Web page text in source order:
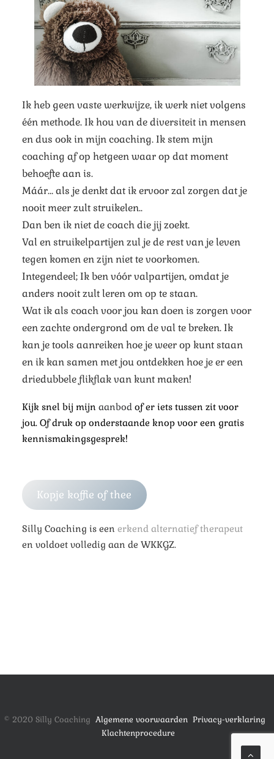
Ik heb geen vaste werkwijze, ik werk niet volgens
één methode. Ik hou van de diversiteit in mensen
en dus ook in mijn coaching. Ik stem mijn
coaching af op hetgeen waar op dat moment
behoefte aan is.
Máár… als je denkt dat ik ervoor zal zorgen dat je
nooit meer zult struikelen..
Dan ben ik niet de coach die jij zoekt.
Val en struikelpartijen zul je de rest van je leven
tegen komen en zijn niet te voorkomen.
Integendeel; Ik ben vóór valpartijen, omdat je
anders nooit zult leren om op te staan.
Wat ik als coach voor jou kan doen is zorgen voor
een zachte ondergrond om de val te breken. Ik
kan je tools aanreiken hoe je weer op kunt staan
en ik kan samen met jou ontdekken hoe je er een
driedubbele flikflak van kunt maken!
Kijk snel bij mijn aanbod of er iets tussen zit voor
jou. Of druk op onderstaande knop voor een gratis
kennismakingsgesprek!
Kopje koffie of thee
Silly Coaching is een erkend alternatief therapeut
en voldoet volledig aan de WKKGZ.
© 2020 Silly Coaching Algemene voorwaarden Privacy-verklaring
Klachtenprocedure